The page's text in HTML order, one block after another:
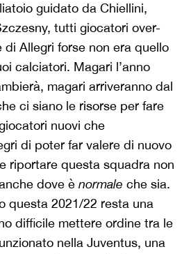
guidato da Chiellini,
tutti giocatori over-
Allegri forse non era quello
calciatori. Magari l’anno
magari arriveranno dal
ci siano le risorse per fare
nuovi che
di poter far valere di nuovo
riportare questa squadra non
dove è normale che sia.
questa 2021/22 resta una
difficile mettere ordine tra le
nella Juventus, una